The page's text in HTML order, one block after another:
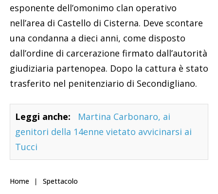
esponente dell’omonimo clan operativo
nell’area di Castello di Cisterna. Deve scontare
una condanna a dieci anni, come disposto
dall’ordine di carcerazione firmato dall’autorità
giudiziaria partenopea. Dopo la cattura è stato
trasferito nel penitenziario di Secondigliano.
Leggi anche:
Martina Carbonaro, ai
genitori della 14enne vietato avvicinarsi ai
Tucci
Home Spettacolo